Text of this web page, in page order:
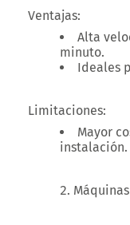
Ventajas:
Alta
minuto.
Ideales
Limitaciones:
Mayor
instalación.